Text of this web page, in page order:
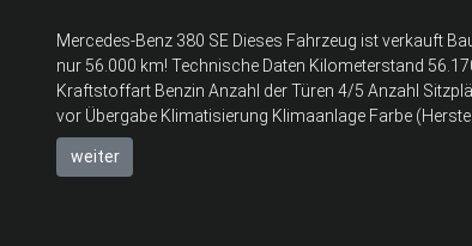
Mercedes-Benz 380 SE Dieses Fahrzeug ist verkauft
nur 56.000 km! Technische Daten Kilometerstand
Kraftstoffart Benzin Anzahl der Türen 4/5 Anzahl
vor Übergabe Klimatisierung Klimaanlage Farbe
weiter